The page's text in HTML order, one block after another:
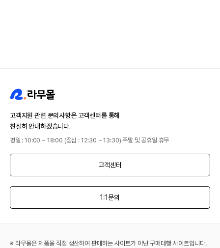
고객지원 관련 문의사항은 고객센터를 통해
친절히 안내하겠습니다.
평일 : 10:00 ~ 18:00 (점심 : 12:30 ~ 13:30) 주말 및 공휴일 휴무
고객센터
1:1문의
※ 라무몰은 제품을 직접 생산하여 판매하는 사이트가 아닌 구매대행 사이트입니다.